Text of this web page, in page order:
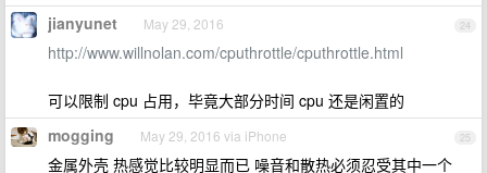
24
jianyunet May 29, 2016
http://www.willnolan.com/cputhrottle/cputhrottle.html
可以限制 cpu 占用，毕竟大部分时间 cpu 还是闲置的
25
mogging May 29, 2016 via iPhone
金属外壳 热感觉比较明显而已 噪音和散热必须忍受其中一个